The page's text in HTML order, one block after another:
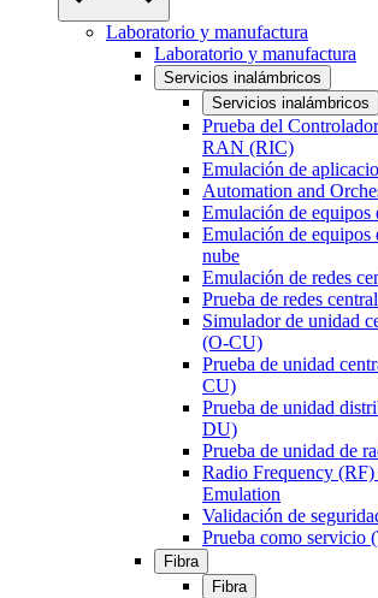
Laboratorio y manufactura
Laboratorio y manufactura
Servicios inalámbricos
Servicios inalámbricos
Prueba del
RAN (RIC)
Emulación de
Automation and
Emulación de equipos
Emulación de equipos
nube
Emulación de redes
Prueba de redes
Simulador de unidad
(O-CU)
Prueba de unidad
CU)
Prueba de unidad
DU)
Prueba de unidad de
Radio Frequency
Emulation
Validación de
Prueba como servicio
Fibra
Fibra